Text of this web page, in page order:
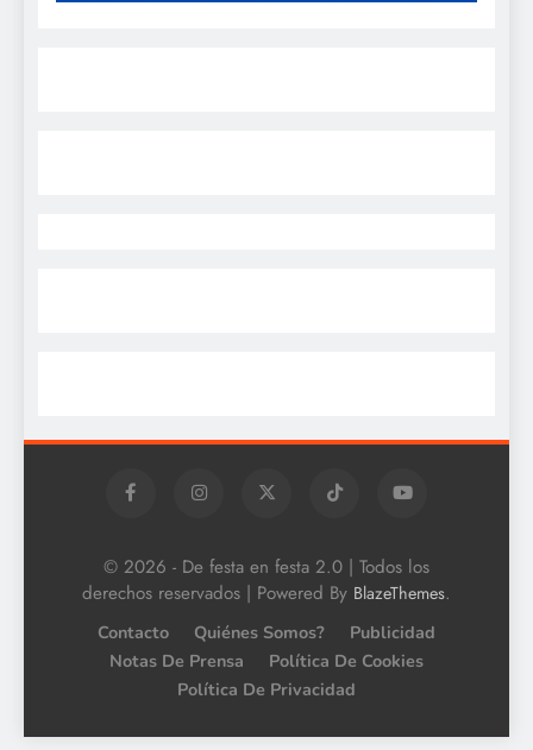
© 2026 - De festa en festa 2.0 | Todos los
derechos reservados | Powered By BlazeThemes.
Contacto Quiénes Somos?
Publicidad
Notas De Prensa
Política De Cookies
Política De Privacidad